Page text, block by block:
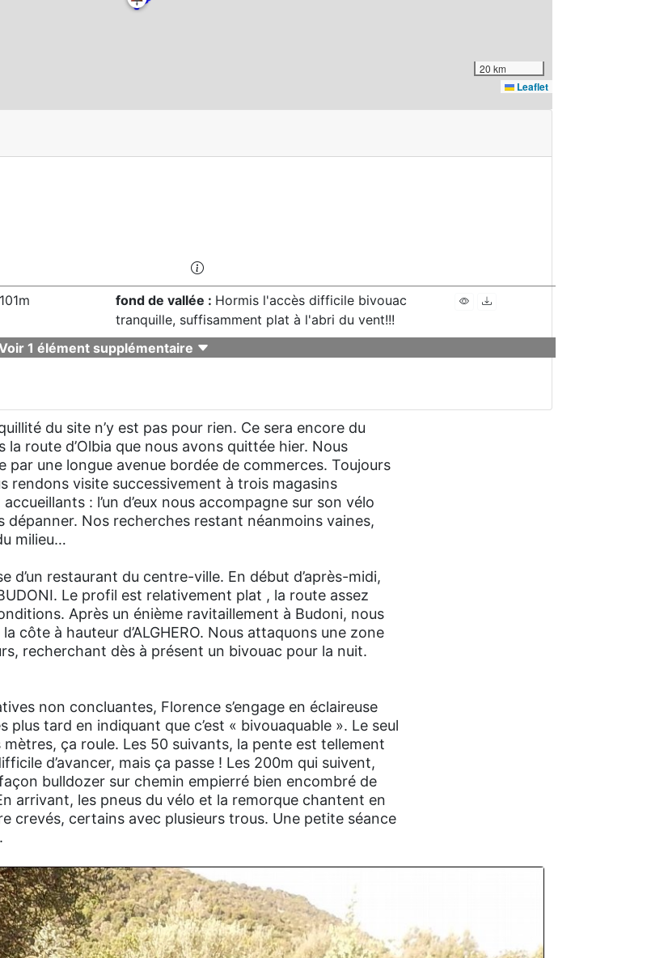
20 km
Leaflet
fond de vallée : Hormis l'accès difficile bivouac
tranquille, suffisamment plat à l'abri du vent!!!
1 élément supplémentaire
du site n’y est pas pour rien. Ce sera encore du
route d’Olbia que nous avons quittée hier. Nous
par une longue avenue bordée de commerces. Toujours
rendons visite successivement à trois magasins
: l’un d’eux nous accompagne sur son vélo
dépanner. Nos recherches restant néanmoins vaines,
milieu…
d’un restaurant du centre-ville. En début d’après-midi,
Le profil est relativement plat , la route assez
Après un énième ravitaillement à Budoni, nous
côte à hauteur d’ALGHERO. Nous attaquons une zone
recherchant dès à présent un bivouac pour la nuit.
non concluantes, Florence s’engage en éclaireuse
tard en indiquant que c’est « bivouaquable ». Le seul
mètres, ça roule. Les 50 suivants, la pente est tellement
d’avancer, mais ça passe ! Les 200m qui suivent,
bulldozer sur chemin empierré bien encombré de
arrivant, les pneus du vélo et la remorque chantent en
crevés, certains avec plusieurs trous. Une petite séance